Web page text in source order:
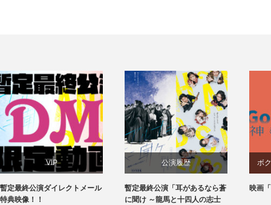
公演履歴
暫定最終公演「耳があるなら蒼
に聞け ～龍馬と十四人の志士
ボクラ団義からのお知らせ
映画「神ミタイナ時間」 冬